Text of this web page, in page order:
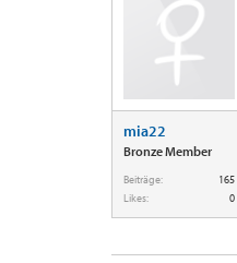
mia22
Bronze Member
Beiträge:
165
Likes:
0